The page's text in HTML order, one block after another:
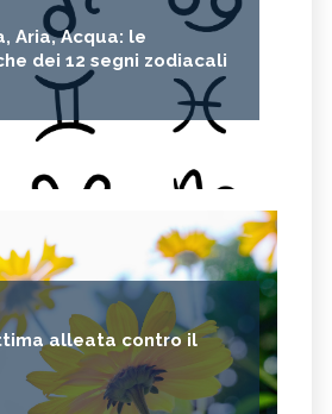
Aria, Acqua: le
dei 12 segni zodiacali
alleata contro il